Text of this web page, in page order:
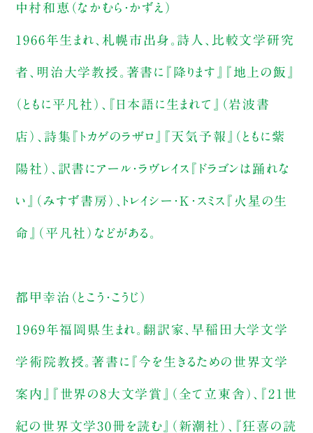
中村和恵（なかむら・かずえ）
1966年生まれ、札幌市出身。詩人、比較文学研究
者、明治大学教授。著書に『降ります』『地上の飯』
（ともに平凡社）、『日本語に生まれて』（岩波書
店）、詩集『トカゲのラザロ』『天気予報』（ともに紫
陽社）、訳書にアール・ラヴレイス『ドラゴンは踊れな
い』（みすず書房）、トレイシー・K・スミス『火星の生
命』（平凡社）などがある。
都甲幸治（とこう・こうじ）
1969年福岡県生まれ。翻訳家、早稲田大学文学
学術院教授。著書に『今を生きるための世界文学
案内』『世界の8大文学賞』（全て立東舎）、『21世
紀の世界文学30冊を読む』（新潮社）、『狂喜の読